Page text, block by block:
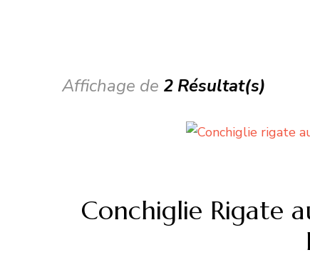
Affichage de 2 Résultat(s)
Conchiglie Rigate